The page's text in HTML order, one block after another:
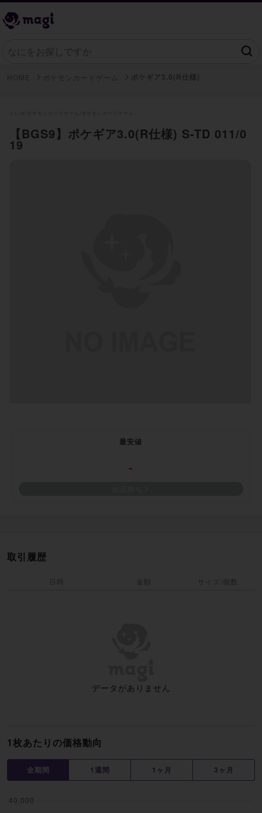
【BGS9】ポケギア3.0(R仕様) S-TD 011/0
19
最安値
-
1枚あたりの価格動向
全期間 1週間 1ヶ月 3ヶ月
取引履歴
日時 金額 サイズ/個数
データがありません